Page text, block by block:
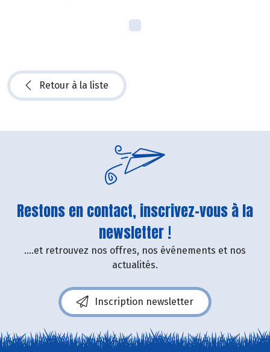
Retour à la liste
Restons en contact, inscrivez-vous à la
newsletter !
....et retrouvez nos offres, nos événements et nos
actualités.
Inscription newsletter